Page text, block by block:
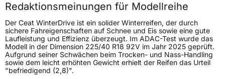
Höchstgeschwindigkeit
210 km/h
Lastindex91
Höchstlast615 kg
Gewicht (in kg) 7,9 kg
Redaktionsmeinungen für Modellreihe
Der Ceat WinterDrive ist ein solider Winterreifen, der durch
sichere Fahreigenschaften auf Schnee und Eis sowie eine gute
Laufleistung und Effizienz überzeugt. Im ADAC-Test wurde das
Modell in der Dimension 225/40 R18 92V im Jahr 2025 geprüft.
Aufgrund seiner Schwächen beim Trocken- und Nass-Handling
sowie dem leicht erhöhten Gewicht erhielt der Reifen das Urteil
"befriedigend (2,8)".